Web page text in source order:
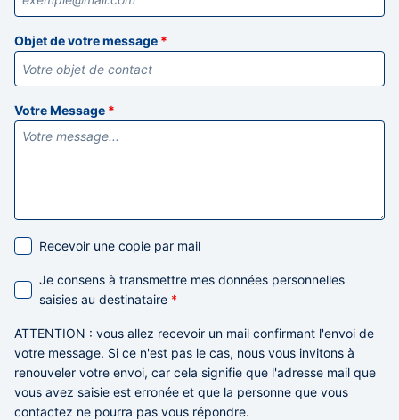
Objet de votre message *
Votre Message *
Recevoir une copie par mail
Je consens à transmettre mes données personnelles
saisies au destinataire *
ATTENTION : vous allez recevoir un mail confirmant l'envoi de
votre message. Si ce n'est pas le cas, nous vous invitons à
renouveler votre envoi, car cela signifie que l'adresse mail que
vous avez saisie est erronée et que la personne que vous
contactez ne pourra pas vous répondre.